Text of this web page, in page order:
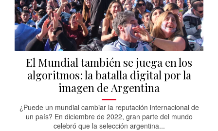
El Mundial también se juega en los
algoritmos: la batalla digital por la
imagen de Argentina
¿Puede un mundial cambiar la reputación internacional de
un país? En diciembre de 2022, gran parte del mundo
celebró que la selección argentina...